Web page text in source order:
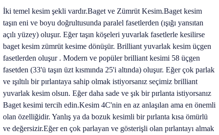
İki temel kesim şekli vardır.Baget ve Zümrüt Kesim.Baget kesim
taşın eni ve boyu doğrultusunda paralel fasetlerden (ışığı yansıtan
açılı yüzey) oluşur. Eğer taşın köşeleri yuvarlak fasetlerle kesilirse
baget kesim zümrüt kesime dönüşür. Brilliant yuvarlak kesim üçgen
fasetlerden oluşur . Modern ve popüler brilliant kesimi 58 üçgen
fasetden (33'ü taşın üzt kısmında 25'i altında) oluşur. Eğer çok parlak
ve ışıltılı bir pırlantaya sahip olmak istiyorsanız seçimiz brilliant
yuvarlak kesim olsun. Eğer daha sade ve şık bir pırlanta istiyorsanız
Baget kesimi tercih edin.Kesim 4C'nin en az anlaşılan ama en önemli
olan özelliğidir. Yanlış ya da bozuk kesimli bir pırlanta kısa ömürlü
ve değersizir.Eğer en çok parlayan ve gösterişli olan pırlantayı almak